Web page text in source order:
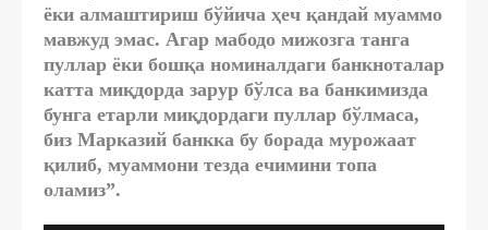
ёки алмаштириш бўйича ҳеч қандай муаммо
мавжуд эмас. Агар мабодо мижозга танга
пуллар ёки бошқа номиналдаги банкноталар
катта миқдорда зарур бўлса ва банкимизда
бунга етарли миқдордаги пуллар бўлмаса,
биз Марказий банкка бу борада мурожаат
қилиб, муаммони тезда ечимини топа
оламиз”.